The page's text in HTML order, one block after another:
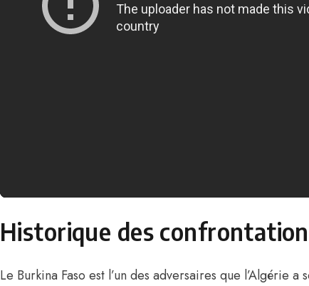
Historique des
Le Burkina Faso est l’un des adversaires que l’Algérie